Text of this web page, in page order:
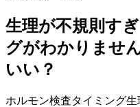
生理が不規則す
グがわかりませ
いい？
ホルモン検査タイミング生